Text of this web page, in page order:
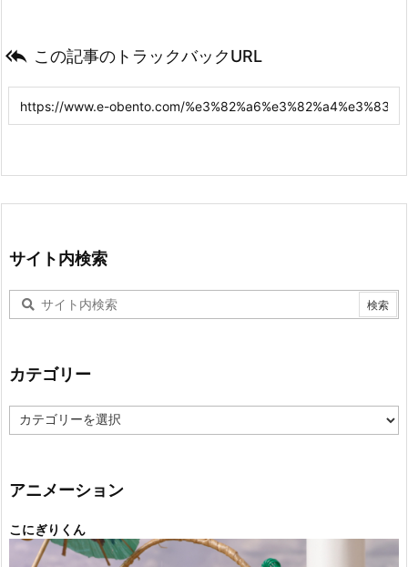
 この記事のトラックバックURL
サイト内検索
カテゴリー
テ
ー
アニメーション
こにぎりくん